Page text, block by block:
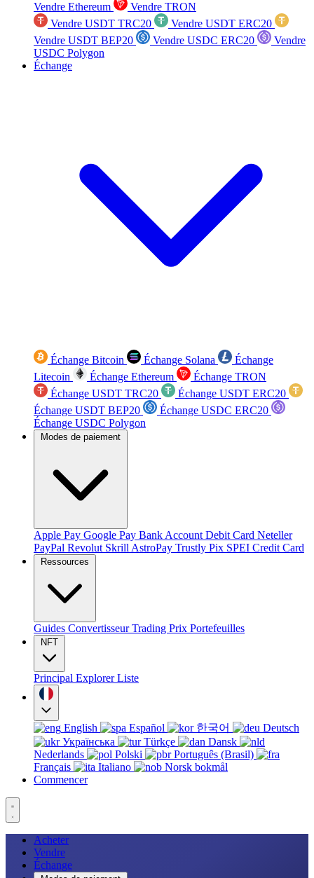
Vendre Ethereum
Vendre TRON
Vendre USDT TRC20
Vendre USDT ERC20
Vendre USDT BEP20
Vendre USDC ERC20
Vendre
USDC Polygon
Échange
Échange Bitcoin Échange Solana
Échange
Litecoin
Échange Ethereum
Échange TRON
Échange USDT TRC20
Échange USDT ERC20
Échange USDT BEP20
Échange USDC ERC20
Échange USDC Polygon
Modes de paiement
Apple Pay Google Pay Bank Account Debit Card Neteller
PayPal Revolut Skrill AstroPay Trustly Pix SPEI Credit Card
Ressources
Guides ConvertisseurTrading Prix Portefeuilles
NFT
Principal ExplorerListe
English Español 한국어
Deutsch
Українська
Türkçe
Dansk
Nederlands
Polski
Português (Brasil)
Français
Italiano
Norsk bokmål
Commencer
Acheter
Vendre
Échange